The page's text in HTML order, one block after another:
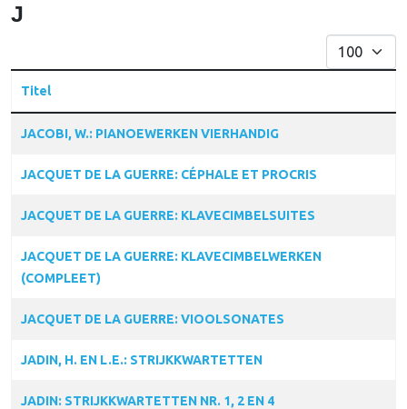
J
Toon #
Titel
JACOBI, W.: PIANOEWERKEN VIERHANDIG
JACQUET DE LA GUERRE: CÉPHALE ET PROCRIS
JACQUET DE LA GUERRE: KLAVECIMBELSUITES
JACQUET DE LA GUERRE: KLAVECIMBELWERKEN
(COMPLEET)
JACQUET DE LA GUERRE: VIOOLSONATES
JADIN, H. EN L.E.: STRIJKKWARTETTEN
JADIN: STRIJKKWARTETTEN NR. 1, 2 EN 4